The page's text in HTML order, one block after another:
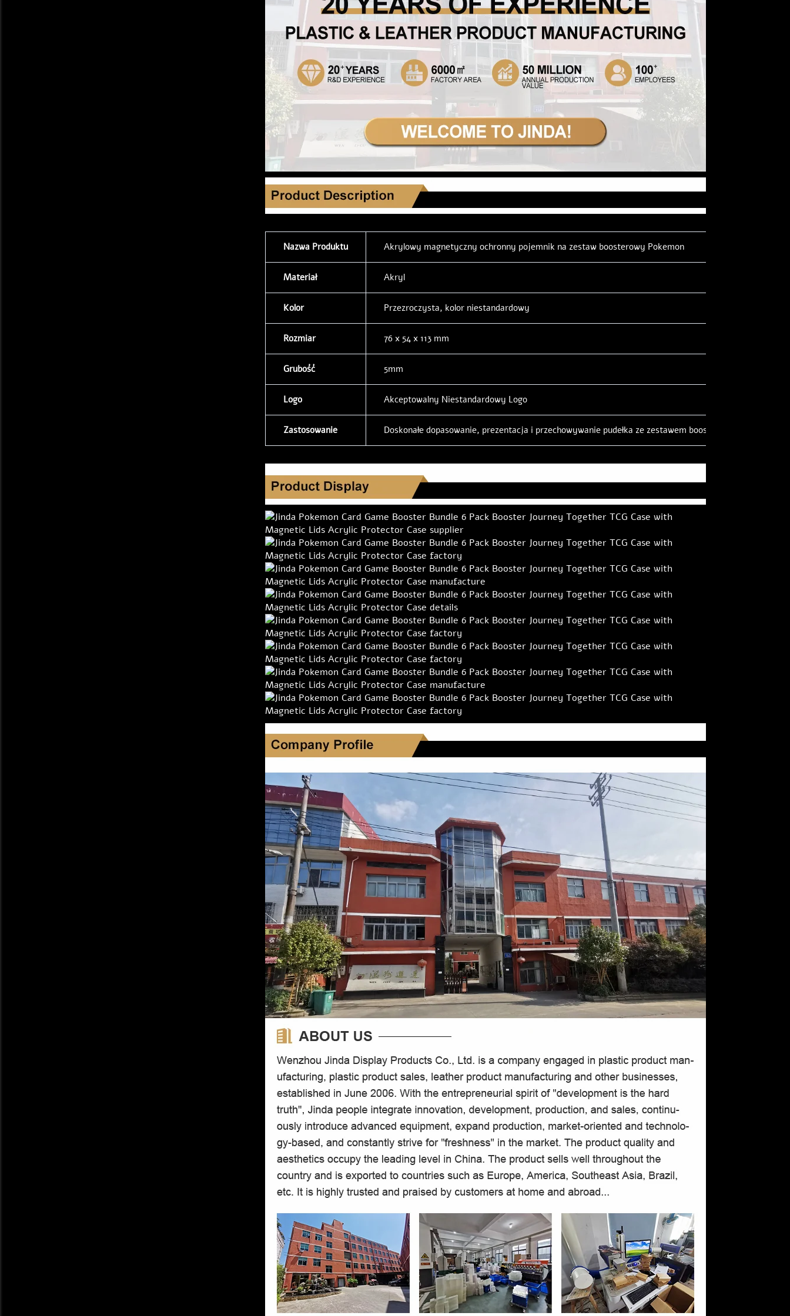
Nazwa Produktu Akrylowy magnetyczny ochronny pojemnik na zestaw boosterowy Pokemon
Materiał Akryl
Kolor Przezroczysta, kolor niestandardowy
Rozmiar 76 x 54 x 113 mm
Grubość 5mm
Logo Akceptowalny Niestandardowy Logo
Zastosowanie Doskonałe dopasowanie, prezentacja i przechowywanie pudełka ze zestawem boosterowym Pokemon